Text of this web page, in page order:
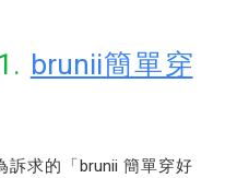
brunii簡單穿
求的「brunii 簡單穿好